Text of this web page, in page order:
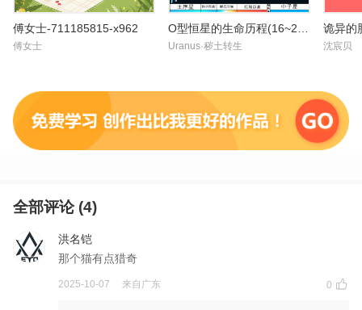
傅女士-711185815-x962
傅女士 Uranus·秽土转生
诡异的
沈宸贝
全部评论 (4)
洪名铠
那个猫有点猎奇
2025-10-07 来自 广东 0